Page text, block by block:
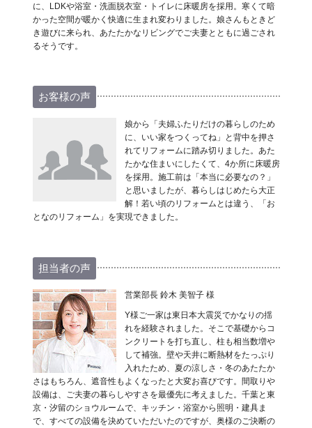
に、LDKや浴室・洗面脱衣室・トイレに床暖房を採用。寒くて暗
かった空間が暖かく快適に生まれ変わりました。娘さんもときど
き遊びに来られ、あたたかなリビングでご夫妻とともに過ごされ
るそうです。
お客様の声
娘から「夫婦ふたりだけの暮らしのため
に、いい家をつくってね」と背中を押さ
れてリフォームに踏み切りました。あた
たかな住まいにしたくて、4か所に床暖房
を採用。施工前は「本当に必要なの？」
と思いましたが、暮らしはじめたら大正
解！若い頃のリフォームとは違う、「お
となのリフォーム」を実現できました。
担当者の声
営業部長 鈴木 美智子 様
Y様ご一家は東日本大震災でかなりの揺
れを経験されました。そこで基礎からコ
ンクリートを打ち直し、柱も相当数増や
して補強。壁や天井に断熱材をたっぷり
入れたため、夏の涼しさ・冬のあたたか
さはもちろん、遮音性もよくなったと大変お喜びです。間取りや
設備は、ご夫妻の暮らしやすさを最優先に考えました。千葉と東
京・汐留のショウルームで、キッチン・浴室から照明・建具ま
で、すべての設備を決めていただいたのですが、奥様のご決断の